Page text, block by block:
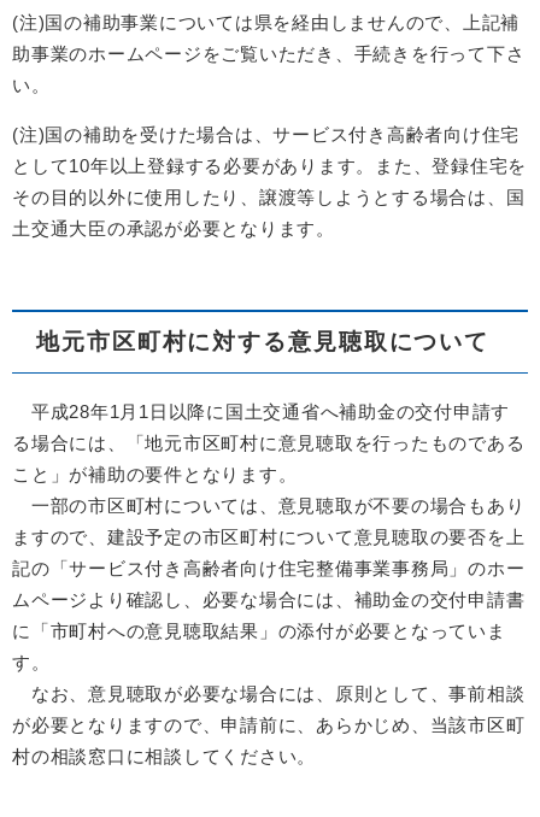
(注)国の補助事業については県を経由しませんので、上記補
助事業のホームページをご覧いただき、手続きを行って下さ
い。
(注)国の補助を受けた場合は、サービス付き高齢者向け住宅
として10年以上登録する必要があります。また、登録住宅を
その目的以外に使用したり、譲渡等しようとする場合は、国
土交通大臣の承認が必要となります。
地元市区町村に対する意見聴取について
平成28年1月1日以降に国土交通省へ補助金の交付申請す
る場合には、「地元市区町村に意見聴取を行ったものである
こと」が補助の要件となります。
一部の市区町村については、意見聴取が不要の場合もあり
ますので、建設予定の市区町村について意見聴取の要否を上
記の「サービス付き高齢者向け住宅整備事業事務局」のホー
ムページより確認し、必要な場合には、補助金の交付申請書
に「市町村への意見聴取結果」の添付が必要となっていま
す。
なお、意見聴取が必要な場合には、原則として、事前相談
が必要となりますので、申請前に、あらかじめ、当該市区町
村の相談窓口に相談してください。